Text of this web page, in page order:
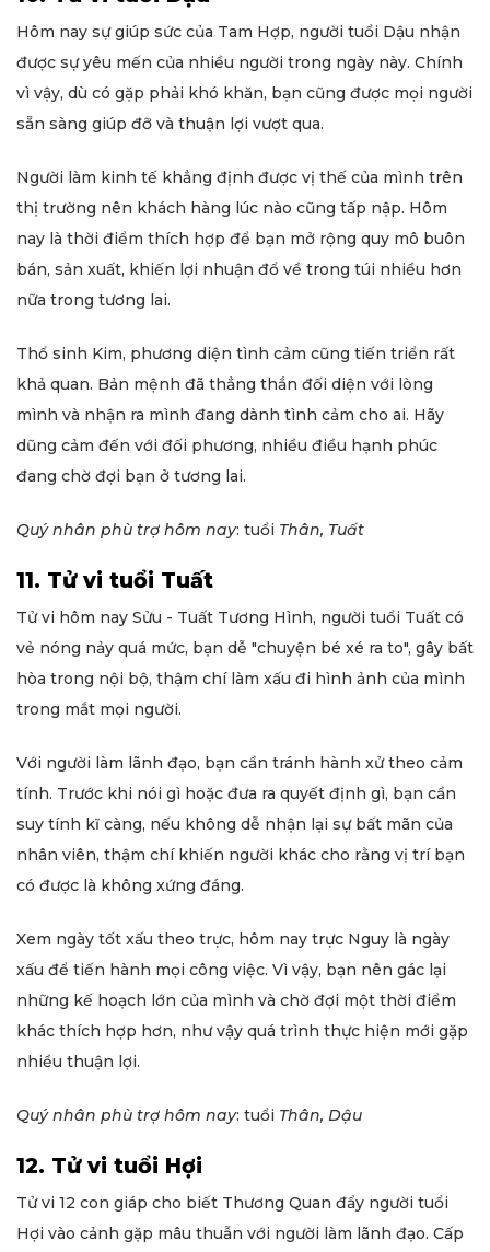
Hôm nay sự giúp sức của Tam Hợp, người tuổi Dậu nhận
được sự yêu mến của nhiều người trong ngày này. Chính
vì vậy, dù có gặp phải khó khăn, bạn cũng được mọi người
sẵn sàng giúp đỡ và thuận lợi vượt qua.
Người làm kinh tế khẳng định được vị thế của mình trên
thị trường nên khách hàng lúc nào cũng tấp nập. Hôm
nay là thời điểm thích hợp để bạn mở rộng quy mô buôn
bán, sản xuất, khiến lợi nhuận đổ về trong túi nhiều hơn
nữa trong tương lai.
Thổ sinh Kim, phương diện tình cảm cũng tiến triển rất
khả quan. Bản mệnh đã thẳng thắn đối diện với lòng
mình và nhận ra mình đang dành tình cảm cho ai. Hãy
dũng cảm đến với đối phương, nhiều điều hạnh phúc
đang chờ đợi bạn ở tương lai.
Quý nhân phù trợ hôm nay: tuổi Thân, Tuất
11. Tử vi tuổi Tuất
Tử vi hôm nay Sửu - Tuất Tương Hình, người tuổi Tuất có
vẻ nóng nảy quá mức, bạn dễ "chuyện bé xé ra to", gây bất
hòa trong nội bộ, thậm chí làm xấu đi hình ảnh của mình
trong mắt mọi người.
Với người làm lãnh đạo, bạn cần tránh hành xử theo cảm
tính. Trước khi nói gì hoặc đưa ra quyết định gì, bạn cần
suy tính kĩ càng, nếu không dễ nhận lại sự bất mãn của
nhân viên, thậm chí khiến người khác cho rằng vị trí bạn
có được là không xứng đáng.
Xem ngày tốt xấu theo trực, hôm nay trực Nguy là ngày
xấu để tiến hành mọi công việc. Vì vậy, bạn nên gác lại
những kế hoạch lớn của mình và chờ đợi một thời điểm
khác thích hợp hơn, như vậy quá trình thực hiện mới gặp
nhiều thuận lợi.
Quý nhân phù trợ hôm nay: tuổi Thân, Dậu
12. Tử vi tuổi Hợi
Tử vi 12 con giáp cho biết Thương Quan đẩy người tuổi
Hợi vào cảnh gặp mâu thuẫn với người làm lãnh đạo. Cấp